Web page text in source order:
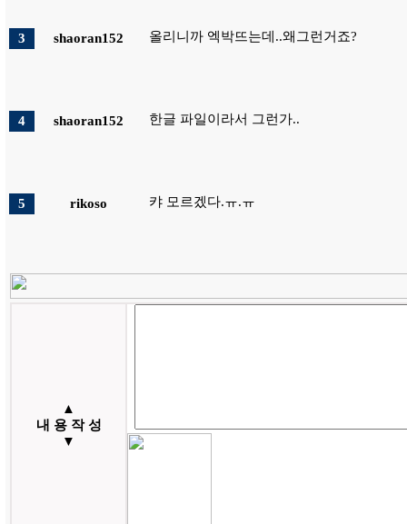
3 shaoran152 올리니까 엑박뜨는데..왜그런거죠?
4 shaoran152 한글 파일이라서 그런가..
5 rikoso 캬 모르겠다.ㅠ.ㅠ
▲
내 용 작 성
▼